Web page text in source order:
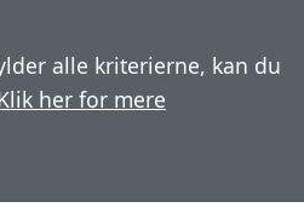
alle kriterierne, kan du
her for mere